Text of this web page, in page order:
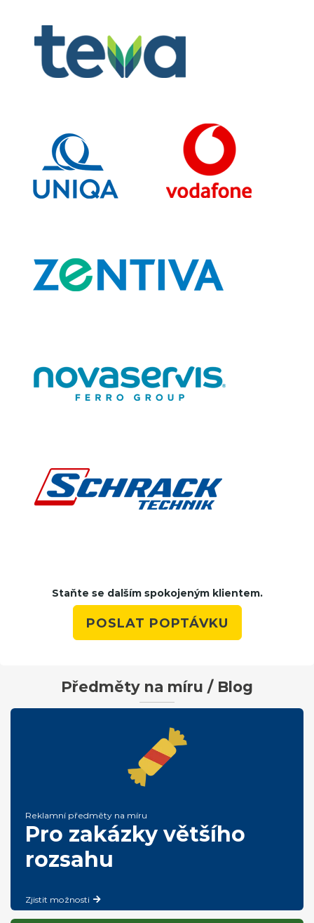
Staňte se dalším spokojeným klientem.
POSLAT POPTÁVKU
Předměty na míru / Blog
Reklamní předměty na míru
Pro zakázky většího
rozsahu
Zjistit možnosti